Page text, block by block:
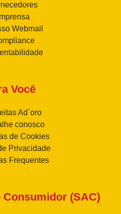
Imprensa
Webmail
Você
Ad´oro
conosco
de Cookies
Privacidade
Frequentes
(SAC)